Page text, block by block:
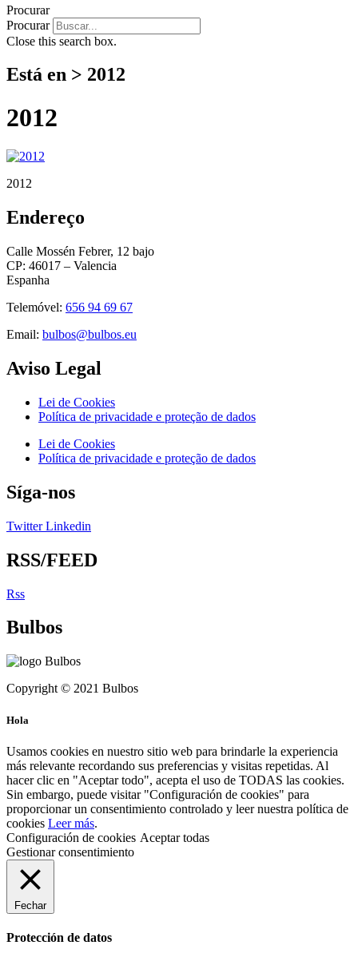
Procurar
Procurar
Close this search box.
Está en > 2012
2012
2012
Endereço
Calle Mossén Febrer, 12 bajo
CP: 46017 – Valencia
Espanha
Telemóvel: 656 94 69 67
Email: bulbos@bulbos.eu
Aviso Legal
Lei de Cookies
Política de privacidade e proteção de dados
Lei de Cookies
Política de privacidade e proteção de dados
Síga-nos
Twitter Linkedin
RSS/FEED
Rss
Bulbos
Copyright © 2021 Bulbos
Hola
Usamos cookies en nuestro sitio web para brindarle la experiencia
más relevante recordando sus preferencias y visitas repetidas. Al
hacer clic en "Aceptar todo", acepta el uso de TODAS las cookies.
Sin embargo, puede visitar "Configuración de cookies" para
proporcionar un consentimiento controlado y leer nuestra política de
cookies Leer más.
Configuración de cookies Aceptar todas
Gestionar consentimiento
Fechar
Protección de datos